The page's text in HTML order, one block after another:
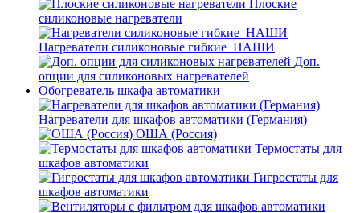
Плоские
силиконовые нагреватели
Нагреватели силиконовые гибкие_НАШИ
Доп.
опции для силиконовых нагревателей
Обогреватель шкафа автоматики
Нагреватели для шкафов автоматики (Германия)
ОША (Россия)
Термостаты для
шкафов автоматики
Гигростаты для
шкафов автоматики